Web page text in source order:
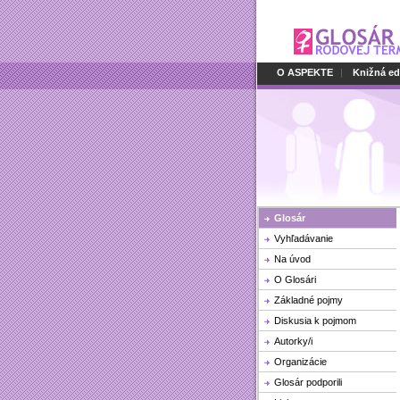
O ASPEKTE | Knižná
Glosár
Vyhľadávanie
Na úvod
O Glosári
Základné pojmy
Diskusia k pojmom
Autorky/i
Organizácie
Glosár podporili